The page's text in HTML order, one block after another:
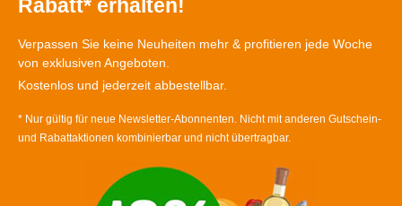
Rabatt* erhalten!
Verpassen Sie keine Neuheiten mehr & profitieren jede Woche
von exklusiven Angeboten.
Kostenlos und jederzeit abbestellbar.
* Nur gültig für neue Newsletter-Abonnenten. Nicht mit anderen Gutschein-
und Rabattaktionen kombinierbar und nicht übertragbar.